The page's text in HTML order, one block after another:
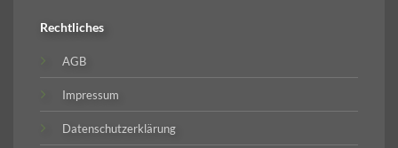
Rechtliches
AGB
Impressum
Datenschutzerklärung